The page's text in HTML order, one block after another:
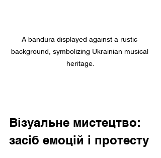
A bandura displayed against a rustic
background, symbolizing Ukrainian musical
heritage.
Візуальне мистецтво:
засіб емоцій і протесту